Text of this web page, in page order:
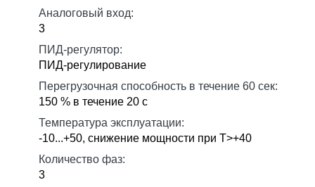
Аналоговый вход:
3
ПИД-регулятор:
ПИД-регулирование
Перегрузочная способность в течение 60 сек:
150 % в течение 20 с
Температура эксплуатации:
-10...+50, снижение мощности при Т>+40
Количество фаз:
3